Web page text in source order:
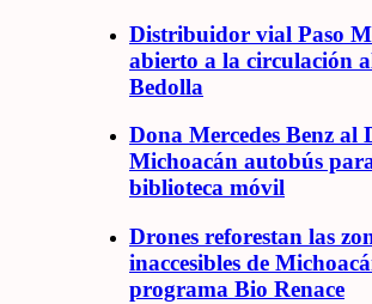
Distribuidor vial Paso
abierto a la circulación
Bedolla
Dona Mercedes Benz al
Michoacán autobús
biblioteca móvil
Drones reforestan las
inaccesibles de
programa Bio Renace